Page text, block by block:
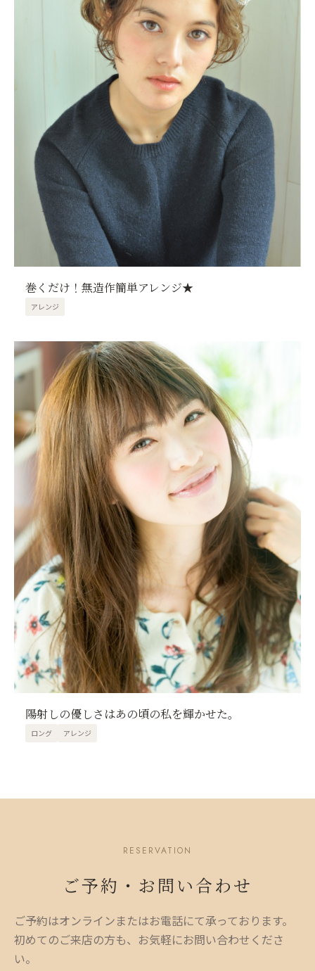
巻くだけ！無造作簡単アレンジ★
アレンジ
陽射しの優しさはあの頃の私を輝かせた。
ロング アレンジ
RESERVATION
ご予約・お問い合わせ
ご予約はオンラインまたはお電話にて承っております。
初めてのご来店の方も、お気軽にお問い合わせくださ
い。